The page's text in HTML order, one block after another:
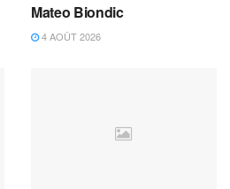
Mateo Biondic
4 AOÛT 2026